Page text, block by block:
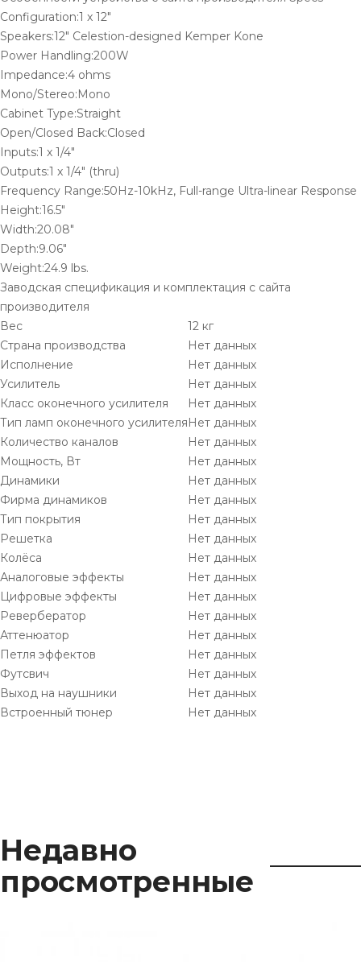
Configuration:1 x 12"
Speakers:12" Celestion-designed Kemper Kone
Power Handling:200W
Impedance:4 ohms
Mono/Stereo:Mono
Cabinet Type:Straight
Open/Closed Back:Closed
Inputs:1 x 1/4"
Outputs:1 x 1/4" (thru)
Frequency Range:50Hz-10kHz, Full-range Ultra-linear Response
Height:16.5"
Width:20.08"
Depth:9.06"
Weight:24.9 lbs.
Заводская спецификация и комплектация с сайта
производителя
Вес
12 кг
Страна производства
Нет данных
Исполнение
Нет данных
Усилитель
Нет данных
Класс оконечного усилителя
Нет данных
Тип ламп оконечного усилителяНет данных
Количество каналов
Нет данных
Мощность, Вт
Нет данных
Динамики
Нет данных
Фирма динамиков
Нет данных
Тип покрытия
Нет данных
Решетка
Нет данных
Колёса
Нет данных
Аналоговые эффекты
Нет данных
Цифровые эффекты
Нет данных
Ревербератор
Нет данных
Аттенюатор
Нет данных
Петля эффектов
Нет данных
Футсвич
Нет данных
Выход на наушники
Нет данных
Встроенный тюнер
Нет данных
Недавно
просмотренные